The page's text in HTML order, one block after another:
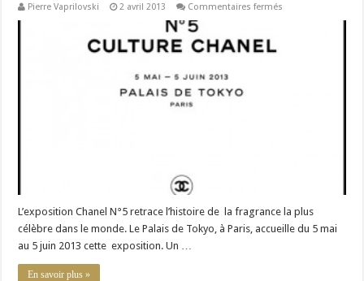
Pierre Vaprilovski 2 avril 2013 Commentaires fermés
L’exposition Chanel N°5 retrace l’histoire de la fragrance la plus
célèbre dans le monde. Le Palais de Tokyo, à Paris, accueille du 5 mai
au 5 juin 2013 cette exposition. Un …
En savoir plus »